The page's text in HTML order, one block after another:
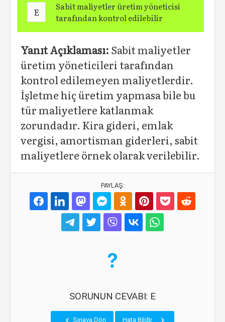
E
Sabit maliyetler üretim yöneticisi
tarafından kontrol edilebilir
Yanıt Açıklaması: Sabit maliyetler
üretim yöneticileri tarafından
kontrol edilemeyen maliyetlerdir.
İşletme hiç üretim yapmasa bile bu
tür maliyetlere katlanmak
zorundadır. Kira gideri, emlak
vergisi, amortisman giderleri, sabit
maliyetlere örnek olarak verilebilir.
PAYLAŞ:
SORUNUN CEVABI: E
Sınava Dön Hata Bildir